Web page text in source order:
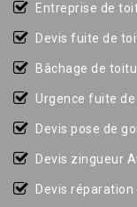
Entreprise de
Devis fuite de
Bâchage de
Urgence fuite
Devis pose de
Devis zingueur
Devis